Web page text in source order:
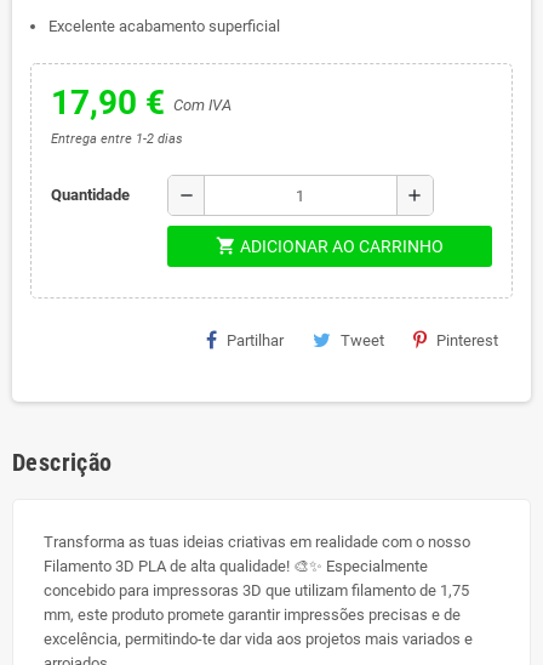
Excelente acabamento superficial
17,90 € Com IVA
Entrega entre 1-2 dias
Quantidade remove add
shopping_cart ADICIONAR AO CARRINHO
Partilhar Tweet Pinterest
Descrição
Transforma as tuas ideias criativas em realidade com o nosso
Filamento 3D PLA de alta qualidade! 🎨✨ Especialmente
concebido para impressoras 3D que utilizam filamento de 1,75
mm, este produto promete garantir impressões precisas e de
excelência, permitindo-te dar vida aos projetos mais variados e